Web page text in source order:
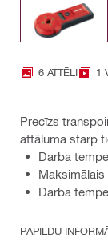
6 ATTĒLI 1
Precīzs
attāluma starp
Darba
Darba
PAPILDU